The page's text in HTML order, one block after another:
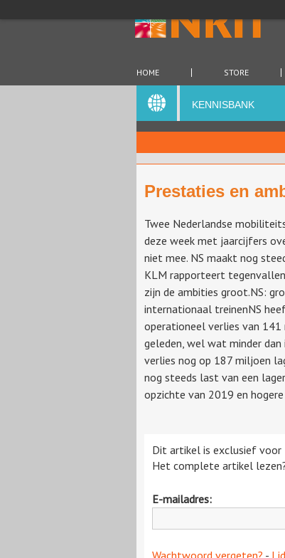
HOME STORE
KENNISBANK
Prestaties en
Twee Nederlandse
deze week met jaarcijfers
niet mee. NS maakt nog
KLM rapporteert
zijn de ambities groot.NS:
internationaal treinenNS
operationeel verlies van 141
geleden, wel wat minder
verlies nog op 187 miljoen
nog steeds last van een
opzichte van 2019 en
Dit artikel is exclusief voor
Het complete artikel
E-mailadres:
Wachtwoord vergeten? -